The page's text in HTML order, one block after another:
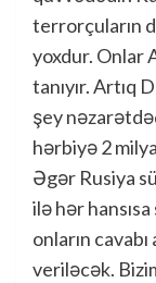
terrorçuların
yoxdur. Onlar
tanıyır. Artıq
şey
hərbiyə 2
Əgər Rusiya
ilə hər
onların
veriləcək.